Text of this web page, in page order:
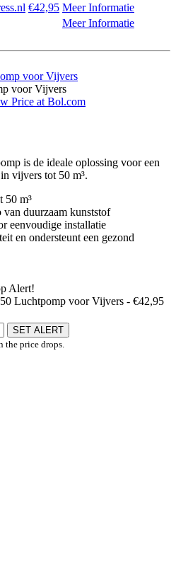
€42,95 Meer Informatie
Meer Informatie
voor Vijvers
Price at Bol.com
is de ideale oplossing voor een
vijvers tot 50 m³.
50 m³
duurzaam kunststof
eenvoudige installatie
en ondersteunt een gezond
Alert!
Luchtpomp voor Vijvers - €42,95
SET ALERT
price drops.